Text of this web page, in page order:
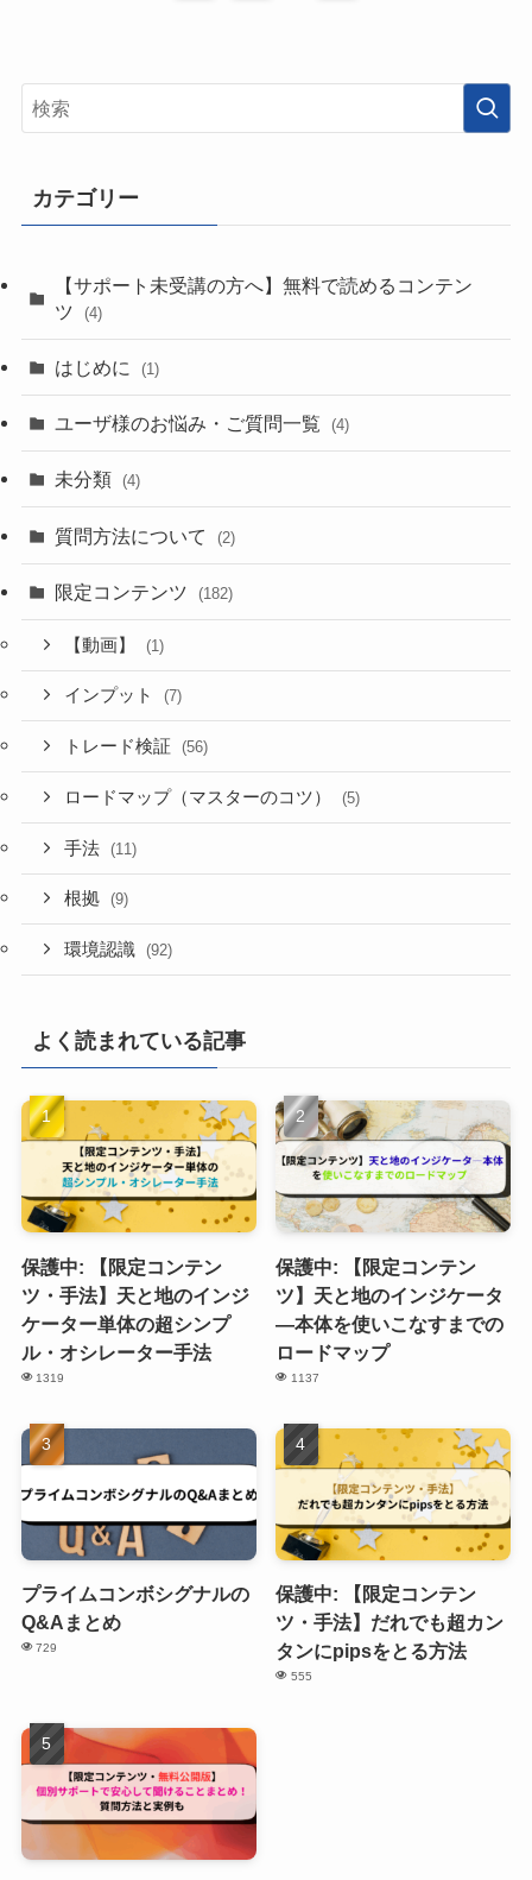
カテゴリー
【サポート未受講の方へ】無料で読めるコンテン
ツ
(4)
はじめに (1)
ユーザ様のお悩み・ご質問一覧 (4)
未分類 (4)
質問方法について (2)
限定コンテンツ (182)
【動画】 (1)
インプット (7)
トレード検証 (56)
ロードマップ（マスターのコツ） (5)
手法 (11)
根拠 (9)
環境認識 (92)
よく読まれている記事
保護中: 【限定コンテン
ツ・手法】天と地のインジ
ケーター単体の超シンプ
ル・オシレーター手法
1319
保護中: 【限定コンテン
ツ】天と地のインジケータ
―本体を使いこなすまでの
ロードマップ
1137
プライムコンボシグナルの
Q&Aまとめ
729
保護中: 【限定コンテン
ツ・手法】だれでも超カン
タンにpipsをとる方法
555